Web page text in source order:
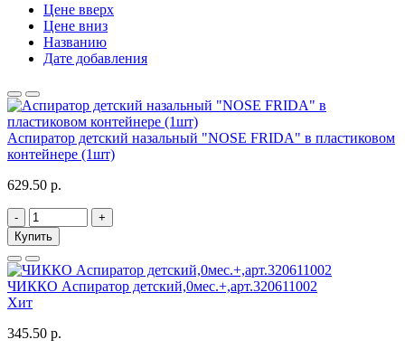
Цене вверх
Цене вниз
Названию
Дате добавления
Аспиратор детский назальный "NOSE FRIDA" в пластиковом
контейнере (1шт)
629.50 р.
-
+
Купить
ЧИККО Аспиратор детский,0мес.+,арт.320611002
Хит
345.50 р.